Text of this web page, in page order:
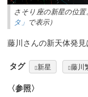
さそり座の新星の位
タ」 で表示）
藤川さんの新天体発見
タグ 新星 藤川
〈参照〉